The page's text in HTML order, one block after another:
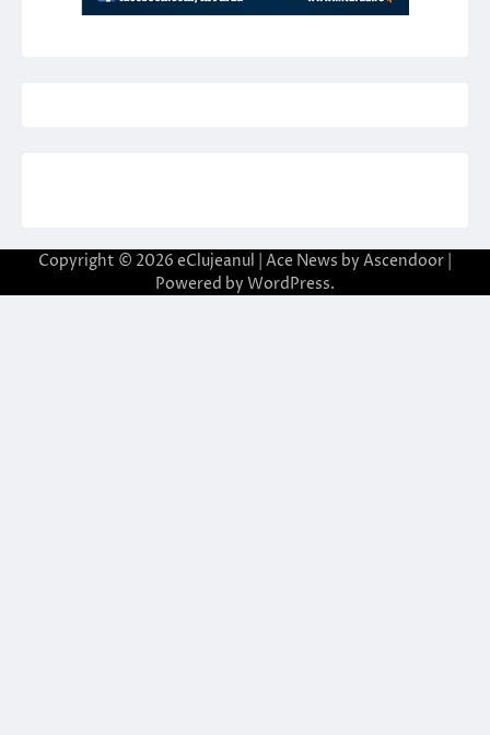
Copyright © 2026 eClujeanul | Ace News by Ascendoor
Powered by WordPress.